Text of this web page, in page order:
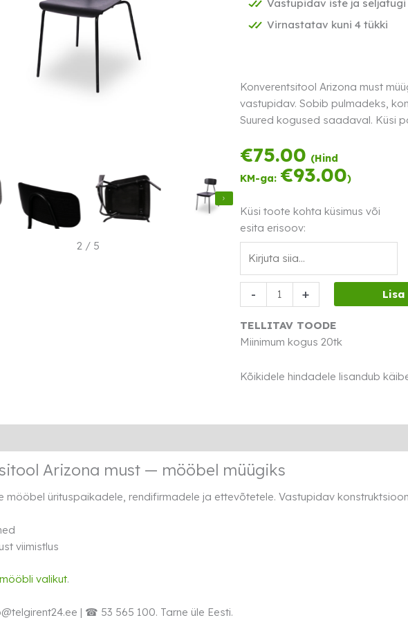
2 / 5
Vastupidav iste ja seljatugi
Virnastatav kuni 4 tükki
Konverentsitool Arizona must
vastupidav. Sobib pulmadeks,
Suured kogused saadaval. Küsi
€75.00 (Hind
KM-ga: €93.00)
Küsi toote kohta küsimus või
esita erisoov:
-
Konverentsitool
Arizona
must
kogus
+
TELLITAV TOODE
Miinimum kogus 20tk
Kõikidele hindadele lisandub
Arizona must — mööbel müügiks
mööbel ürituspaikadele, rendifirmadele ja ettevõtetele. Vastupidav
viimistlus
valikut.
| ☎ 53 565 100. Tarne üle Eesti.